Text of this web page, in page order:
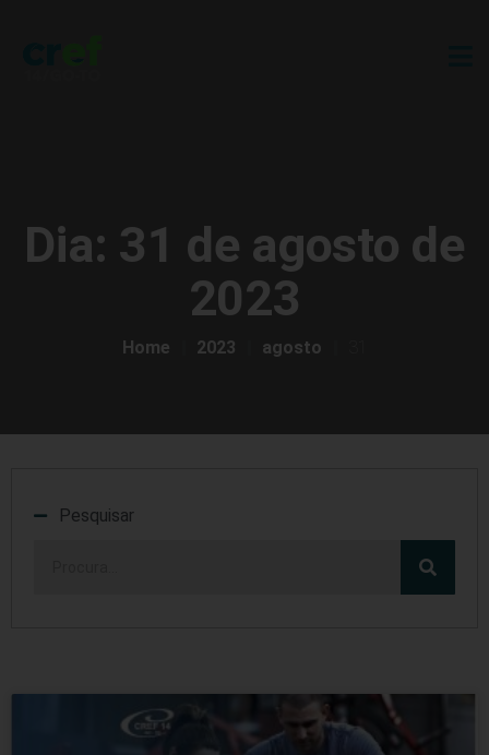
Dia: 31 de agosto de
2023
Home 2023 agosto
Pesquisar